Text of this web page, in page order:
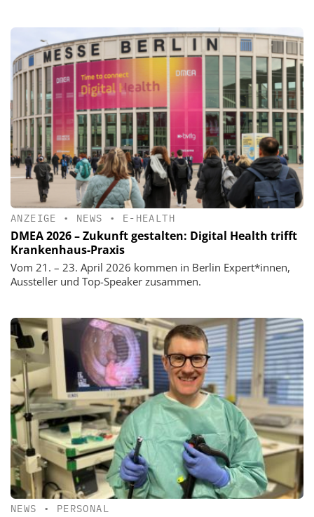
ANZEIGE • NEWS • E-HEALTH
DMEA 2026 – Zukunft gestalten: Digital Health trifft
Krankenhaus-Praxis
Vom 21. – 23. April 2026 kommen in Berlin Expert*innen,
Aussteller und Top-Speaker zusammen.
NEWS • PERSONAL